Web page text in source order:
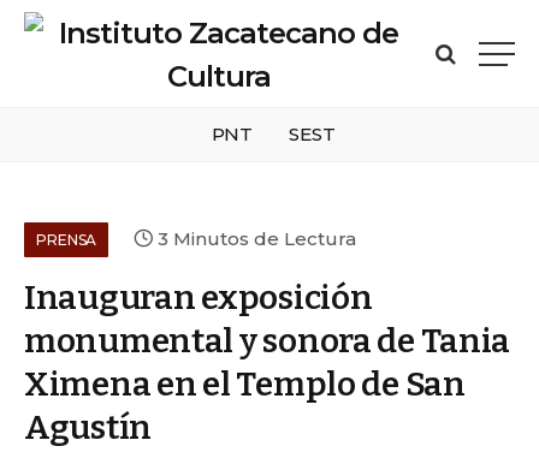
PNT SEST
PRENSA 3 Minutos de Lectura
Inauguran exposición
monumental y sonora de Tania
Ximena en el Templo de San
Agustín